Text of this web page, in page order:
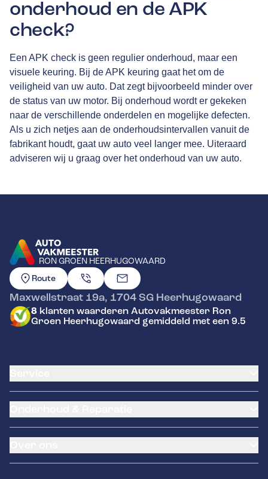
onderhoud en de APK
check?
Een APK check is geen regulier onderhoud, maar een
visuele keuring. Bij de APK keuring gaat het om de
veiligheid van uw auto. Dat zegt bijvoorbeeld minder over
de status van uw motor. Bij onderhoud wordt er gekeken
naar de verschillende onderdelen en mogelijke defecten.
Als u zich netjes aan de onderhoudsintervallen vanuit de
fabrikant houdt, gaat uw auto veel langer mee. Uiteraard
adviseren wij u graag over het onderhoud van uw auto.
RON GROEN HEERHUGOWAARD
GA NAAR DE HOMEPAGINA
Route
Maxwellstraat 19a, 1704 SG Heerhugowaard
8 klanten waarderen Autovakmeester Ron
Groen Heerhugowaard gemiddeld met een 9.5
Banden service
Klantenkaart
Schade en reparatie